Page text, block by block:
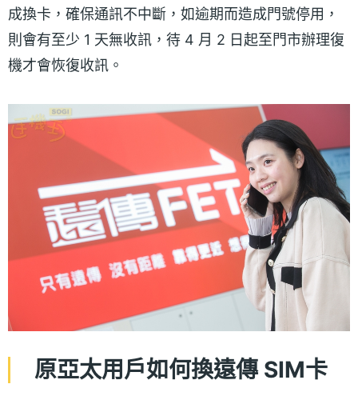
成換卡，確保通訊不中斷，如逾期而造成門號停用，
則會有至少 1 天無收訊，待 4 月 2 日起至門市辦理復
機才會恢復收訊。
原亞太用戶如何換遠傳 SIM卡